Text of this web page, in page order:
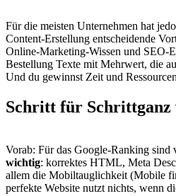
Für die meisten Unternehmen hat
Content-Erstellung entscheidende
Online-Marketing-Wissen und SEO-
Bestellung Texte mit Mehrwert, die
Und du gewinnst Zeit und
Schritt für Schritt
Vorab: Für das Google-Ranking sind
wichtig: korrektes HTML, Meta
allem die Mobiltauglichkeit (Mobile
perfekte Website nutzt nichts, wenn